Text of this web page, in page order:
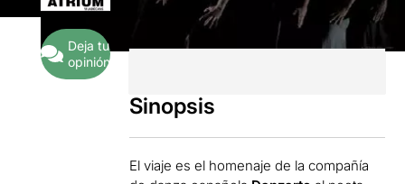
Deja tu
opinión
Sinopsis
El viaje es el homenaje de la compañía